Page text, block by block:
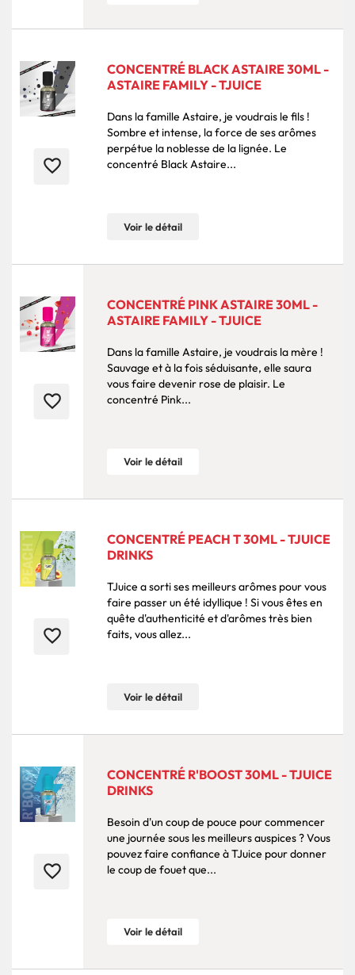
favorite_border
CONCENTRÉ BLACK ASTAIRE 30ML -
ASTAIRE FAMILY - TJUICE
Dans la famille Astaire, je voudrais le fils !
Sombre et intense, la force de ses arômes
perpétue la noblesse de la lignée. Le
concentré Black Astaire...
Voir le détail
favorite_border
CONCENTRÉ PINK ASTAIRE 30ML -
ASTAIRE FAMILY - TJUICE
Dans la famille Astaire, je voudrais la mère !
Sauvage et à la fois séduisante, elle saura
vous faire devenir rose de plaisir. Le
concentré Pink...
Voir le détail
favorite_border
CONCENTRÉ PEACH T 30ML - TJUICE
DRINKS
TJuice a sorti ses meilleurs arômes pour vous
faire passer un été idyllique ! Si vous êtes en
quête d'authenticité et d'arômes très bien
faits, vous allez...
Voir le détail
favorite_border
CONCENTRÉ R'BOOST 30ML - TJUICE
DRINKS
Besoin d'un coup de pouce pour commencer
une journée sous les meilleurs auspices ? Vous
pouvez faire confiance à TJuice pour donner
le coup de fouet que...
Voir le détail